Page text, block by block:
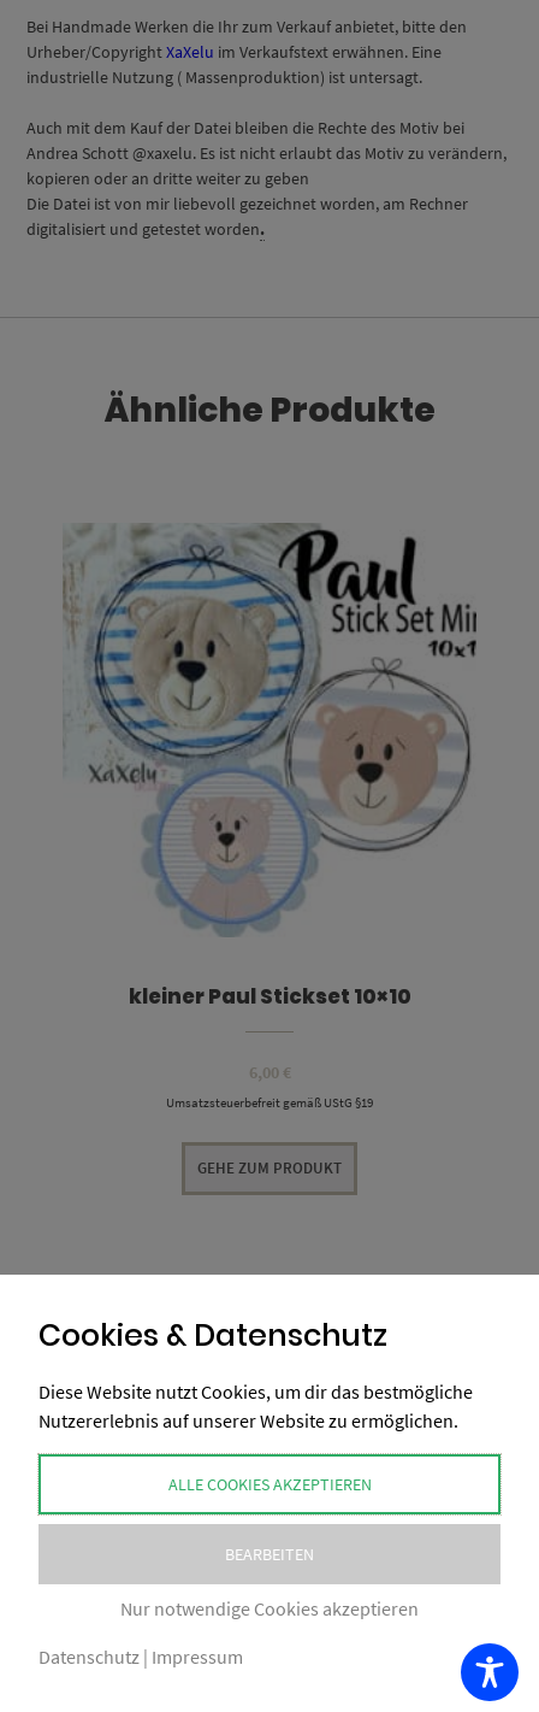
Bei Handmade Werken die Ihr zum Verkauf anbietet, bitte den
Urheber/CopyrightXaXelu im Verkaufstext erwähnen. Eine
industrielle Nutzung ( Massenproduktion) ist untersagt.
Auch mit dem Kauf der Datei bleiben die Rechte des Motiv bei
Andrea Schott @xaxelu. Es ist nicht erlaubt das Motiv zu verändern,
kopieren oder an dritte weiter zu geben
Die Datei ist von mir liebevoll gezeichnet worden, am Rechner
digitalisiert und getestet worden.
Ähnliche Produkte
kleiner Paul Stickset 10×10
6,00 €
Umsatzsteuerbefreit gemäß UStG §19
GEHE ZUM PRODUKT
Cookies & Datenschutz
Diese Website nutzt Cookies, um dir das bestmögliche
Nutzererlebnis auf unserer Website zu ermöglichen.
ALLE COOKIES AKZEPTIEREN
BEARBEITEN
Nur notwendige Cookies akzeptieren
Datenschutz | Impressum